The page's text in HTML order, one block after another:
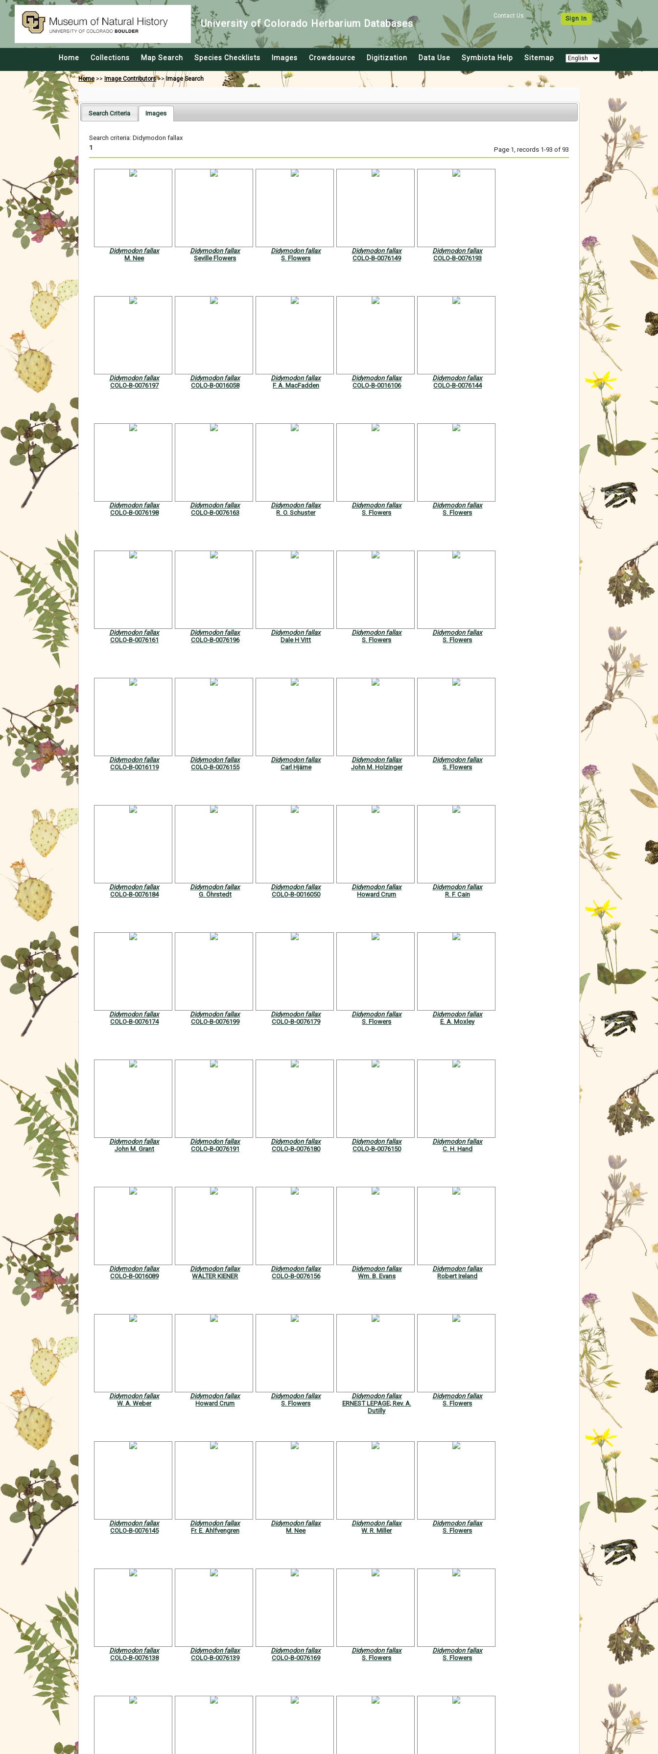
Contact Us Sign In
University of Colorado Herbarium Databases
Home Collections Map Search Species Checklists Images Crowdsource Digitization Data Use Symbiota Help Sitemap
Home>> Image Contributors>>Image Search
Search Criteria Images
Search criteria: Didymodon fallax
1
Page 1, records 1-93 of 93
Didymodon fallax
M. Nee
Didymodon fallax
Seville Flowers
Didymodon fallax
S. Flowers
Didymodon fallax
COLO-B-0076149
Didymodon fallax
COLO-B-0076193
Didymodon fallax
COLO-B-0076197
Didymodon fallax
COLO-B-0016058
Didymodon fallax
F. A. MacFadden
Didymodon fallax
COLO-B-0016106
Didymodon fallax
COLO-B-0076144
Didymodon fallax
COLO-B-0076198
Didymodon fallax
COLO-B-0076163
Didymodon fallax
R. O. Schuster
Didymodon fallax
S. Flowers
Didymodon fallax
S. Flowers
Didymodon fallax
COLO-B-0076161
Didymodon fallax
COLO-B-0076196
Didymodon fallax
Dale H Vitt
Didymodon fallax
S. Flowers
Didymodon fallax
S. Flowers
Didymodon fallax
COLO-B-0016119
Didymodon fallax
COLO-B-0076155
Didymodon fallax
Carl Hjärne
Didymodon fallax
John M. Holzinger
Didymodon fallax
S. Flowers
Didymodon fallax
COLO-B-0076184
Didymodon fallax
G. Öhrstedt
Didymodon fallax
COLO-B-0016050
Didymodon fallax
Howard Crum
Didymodon fallax
R. F. Cain
Didymodon fallax
COLO-B-0076174
Didymodon fallax
COLO-B-0076199
Didymodon fallax
COLO-B-0076179
Didymodon fallax
S. Flowers
Didymodon fallax
E. A. Moxley
Didymodon fallax
John M. Grant
Didymodon fallax
COLO-B-0076191
Didymodon fallax
COLO-B-0076180
Didymodon fallax
COLO-B-0076150
Didymodon fallax
C. H. Hand
Didymodon fallax
COLO-B-0016089
Didymodon fallax
WALTER KIENER
Didymodon fallax
COLO-B-0076156
Didymodon fallax
Wm. B. Evans
Didymodon fallax
Robert Ireland
Didymodon fallax
W. A. Weber
Didymodon fallax
Howard Crum
Didymodon fallax
S. Flowers
Didymodon fallax
ERNEST LEPAGE; Rev. A.
Dutilly
Didymodon fallax
S. Flowers
Didymodon fallax
COLO-B-0076145
Didymodon fallax
Fr. E. Ahlfvengren
Didymodon fallax
M. Nee
Didymodon fallax
W. R. Miller
Didymodon fallax
S. Flowers
Didymodon fallax
COLO-B-0076138
Didymodon fallax
COLO-B-0076139
Didymodon fallax
COLO-B-0076169
Didymodon fallax
S. Flowers
Didymodon fallax
S. Flowers